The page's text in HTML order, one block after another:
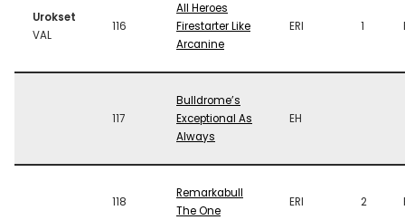
Urokset
VAL
116
All Heroes
Firestarter Like
Arcanine
ERI 1
117
Bulldrome’s
Exceptional As
Always
EH
118
Remarkabull
The One
ERI 2